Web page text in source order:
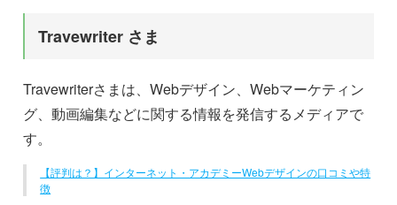
Travewriter さま
Travewriterさまは、Webデザイン、Webマーケティン
グ、動画編集などに関する情報を発信するメディアで
す。
【評判は？】インターネット・アカデミーWebデザインの口コミや特
徴